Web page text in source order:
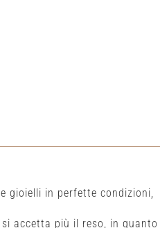
gioielli in perfette condizioni,
accetta più il reso, in quanto